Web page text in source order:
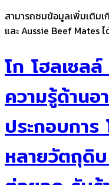
สามารถชมข้อมูลเพิ่มเติม
และ Aussie Beef Mates
โก โฮลเซล
ความรู้ด้าน
ประกอบการ
หลายวัตถุดิ